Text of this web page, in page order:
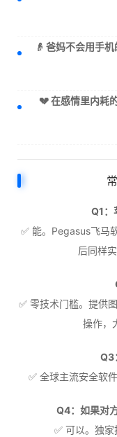
👴 爸妈不会用手机
💔 在感情里内耗的
Q1：
✅ 能。Pegasus飞马
后同样
✅ 零技术门槛。提供
操作，
Q3
✅ 全球主流安全软
Q4：如果对
✅ 可以。独家